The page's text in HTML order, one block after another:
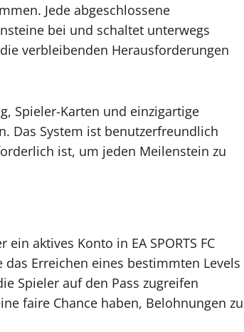
Jede abgeschlossene
bei und schaltet unterwegs
verbleibenden Herausforderungen
Spieler-Karten und einzigartige
Das System ist benutzerfreundlich
ist, um jeden Meilenstein zu
aktives Konto in EA SPORTS FC
Erreichen eines bestimmten Levels
Spieler auf den Pass zugreifen
faire Chance haben, Belohnungen zu